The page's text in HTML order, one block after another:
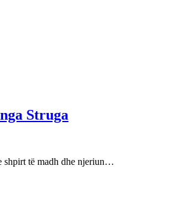
Struga
shpirt të madh dhe njeriun…